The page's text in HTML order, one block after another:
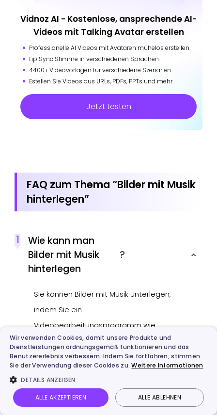
Vidnoz AI - Kostenlose, ansprechende AI-
Videos mit Talking Avatar erstellen
Professionelle AI Videos mit Avataren mühelos erstellen.
Lip Sync Stimme in verschiedenen Sprachen.
4400+ Videovorlagen für verschiedene Szenarien.
Estellen Sie Videos aus URLs, PDFs, PPTs und mehr.
Jetzt testen
FAQ zum Thema “Bilder mit Musik
hinterlegen”
1
Wie kann man
Bilder mit Musik
hinterlegen
?
Sie können Bilder mit Musik unterlegen,
indem Sie ein
Videobearbeitungsprogramm wie
Vidnoz Videoeditor, Google Fotos oder
iMovie verwenden. Laden Sie einfach
ein Bild hoch, fügen Sie die gewünschte
Hintergrundmusik hinzu und exportieren
das Projekt als Video.
Wir verwenden Cookies, damit unsere Produkte und
Dienstleistungen ordnungsgemäß funktionieren und das
Benutzererlebnis verbessern. Indem Sie fortfahren, stimmen
Sie der Verwendung dieser Cookies zu.Weitere Informationen
DETAILS ANZEIGEN
ALLE AKZEPTIEREN ALLE ABLEHNEN